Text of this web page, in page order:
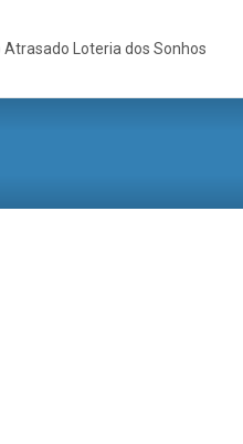
Atrasado Loteria dos Sonhos